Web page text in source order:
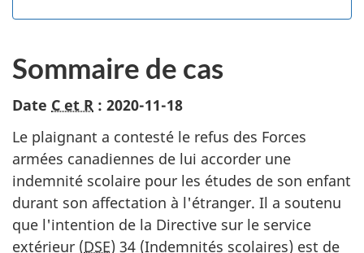
Sommaire de cas
Date C et R : 2020-11-18
Le plaignant a contesté le refus des Forces
armées canadiennes de lui accorder une
indemnité scolaire pour les études de son enfant
durant son affectation à l'étranger. Il a soutenu
que l'intention de la Directive sur le service
extérieur (DSE) 34 (Indemnités scolaires) est de